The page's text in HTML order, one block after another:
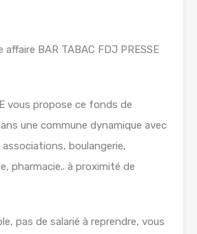
affaire BAR TABAC FDJ PRESSE
vous propose ce fonds de
une commune dynamique avec
boulangerie,
pharmacie.. à proximité de
pas de salarié à reprendre, vous